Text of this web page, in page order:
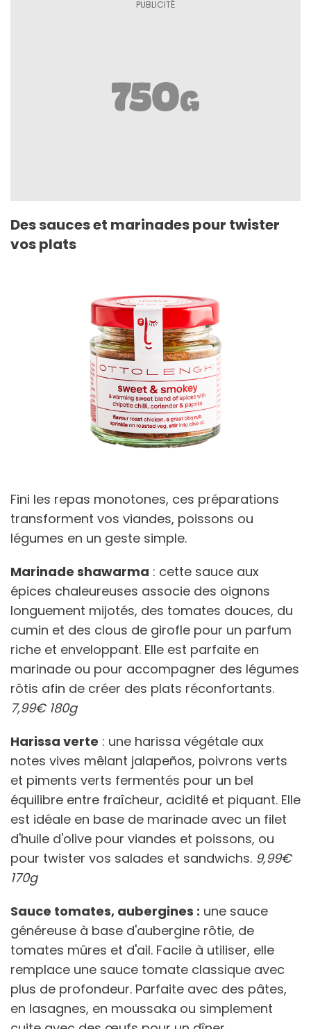
Des sauces et marinades pour twister
vos plats
Fini les repas monotones, ces préparations
transforment vos viandes, poissons ou
légumes en un geste simple.
Marinade shawarma : cette sauce aux
épices chaleureuses associe des oignons
longuement mijotés, des tomates douces, du
cumin et des clous de girofle pour un parfum
riche et enveloppant. Elle est parfaite en
marinade ou pour accompagner des légumes
rôtis afin de créer des plats réconfortants.
7,99€ 180g
Harissa verte : une harissa végétale aux
notes vives mêlant jalapeños, poivrons verts
et piments verts fermentés pour un bel
équilibre entre fraîcheur, acidité et piquant. Elle
est idéale en base de marinade avec un filet
d'huile d'olive pour viandes et poissons, ou
pour twister vos salades et sandwichs. 9,99€
170g
Sauce tomates, aubergines : une sauce
généreuse à base d'aubergine rôtie, de
tomates mûres et d'ail. Facile à utiliser, elle
remplace une sauce tomate classique avec
plus de profondeur. Parfaite avec des pâtes,
en lasagnes, en moussaka ou simplement